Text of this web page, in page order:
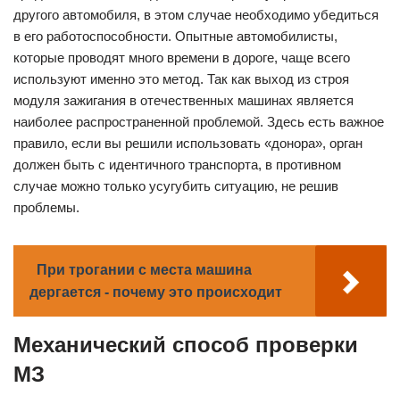
другого автомобиля, в этом случае необходимо убедиться
в его работоспособности. Опытные автомобилисты,
которые проводят много времени в дороге, чаще всего
используют именно это метод. Так как выход из строя
модуля зажигания в отечественных машинах является
наиболее распространенной проблемой. Здесь есть важное
правило, если вы решили использовать «донора», орган
должен быть с идентичного транспорта, в противном
случае можно только усугубить ситуацию, не решив
проблемы.
При трогании с места машина
дергается - почему это происходит
Механический способ проверки
МЗ